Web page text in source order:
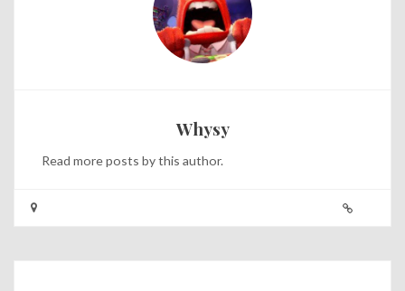
Whysy
Read more posts by this author.